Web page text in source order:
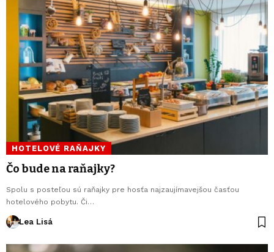
HOTELOVÉ RAŇAJKY
Čo bude na raňajky?
Spolu s posteľou sú raňajky pre hosťa najzaujímavejšou časťou
hotelového pobytu. Či…
Lea Lisá